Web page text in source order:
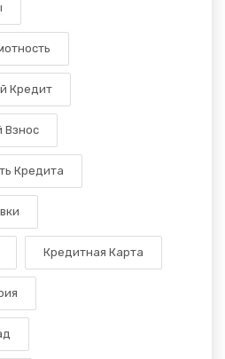
Кредит
Взнос
Кредита
Кредитная Карта